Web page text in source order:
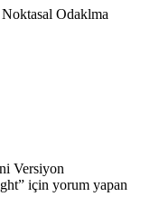
Odaklma
Versiyon
için yorum yapan